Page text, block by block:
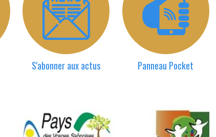
S'abonner aux actus Panneau Pocket